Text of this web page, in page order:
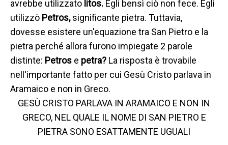
avrebbe utilizzato litos. Egli bensì ciò non fece. Egli
utilizzò Petros, significante pietra. Tuttavia,
dovesse esistere un'equazione tra San Pietro e la
pietra perché allora furono impiegate 2 parole
distinte: Petros e petra? La risposta è trovabile
nell'importante fatto per cui Gesù Cristo parlava in
Aramaico e non in Greco.
GESÙ CRISTO PARLAVA IN ARAMAICO E NON IN
GRECO, NEL QUALE IL NOME DI SAN PIETRO E
PIETRA SONO ESATTAMENTE UGUALI